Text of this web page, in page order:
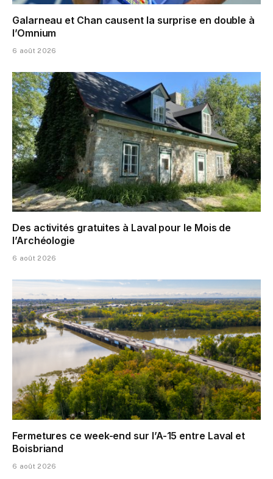
Galarneau et Chan causent la surprise en double à
l’Omnium
6 août 2026
Des activités gratuites à Laval pour le Mois de
l’Archéologie
6 août 2026
Fermetures ce week-end sur l’A-15 entre Laval et
Boisbriand
6 août 2026